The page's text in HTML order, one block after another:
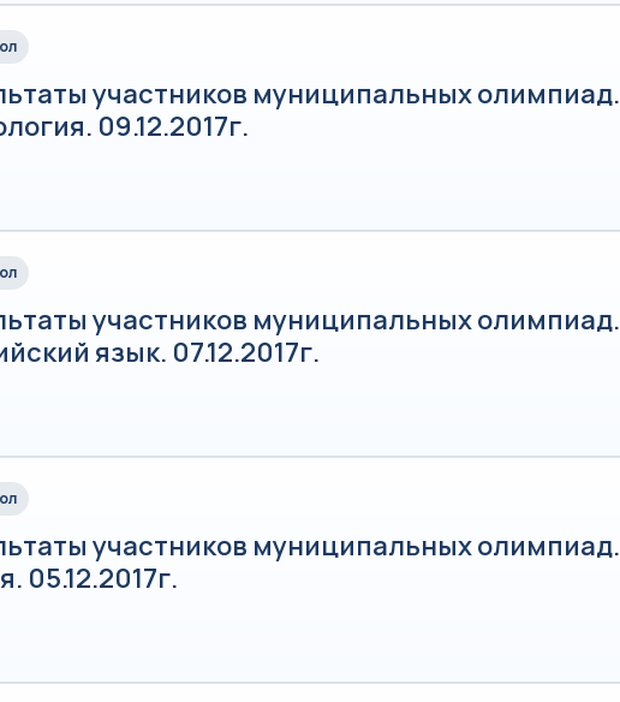
участников муниципальных олимпиад.
09.12.2017г.
участников муниципальных олимпиад.
язык. 07.12.2017г.
участников муниципальных олимпиад.
05.12.2017г.